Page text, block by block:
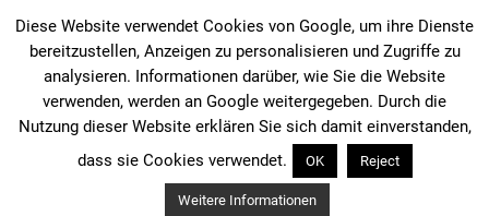
Inhalt
springen
Diese Website verwendet Cookies von Google, um ihre Dienste
bereitzustellen, Anzeigen zu personalisieren und Zugriffe zu
analysieren. Informationen darüber, wie Sie die Website
verwenden, werden an Google weitergegeben. Durch die
Nutzung dieser Website erklären Sie sich damit einverstanden,
dass sie Cookies verwendet.
OK Reject
Weitere Informationen